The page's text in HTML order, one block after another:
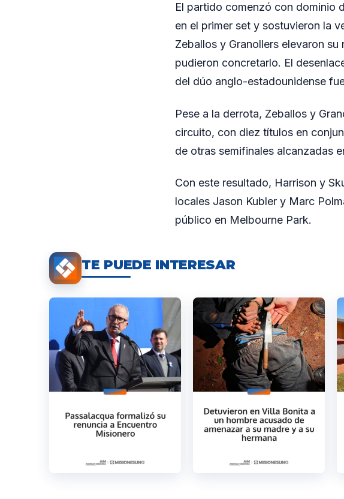
El partido comenzó con dominio
en el primer set y sostuvieron la
Zeballos y Granollers elevaron
pudieron concretarlo. El
del dúo anglo-estadounidense
Pese a la derrota, Zeballos y
circuito, con diez títulos en
de otras semifinales alcanzadas
Con este resultado, Harrison y
locales Jason Kubler y Marc
público en Melbourne Park.
TE PUEDE INTERESAR